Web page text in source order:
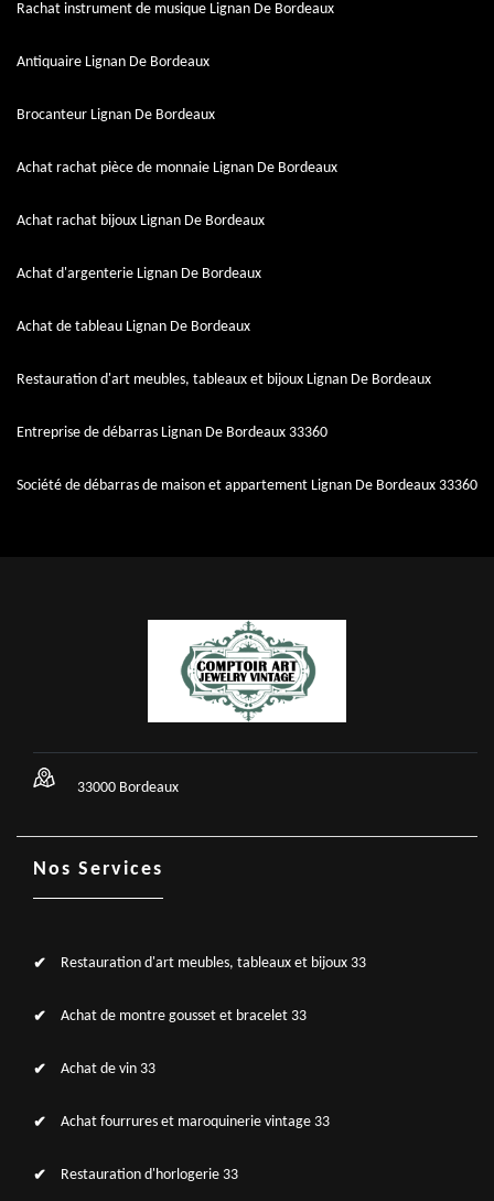
Rachat instrument de musique Lignan De Bordeaux
Antiquaire Lignan De Bordeaux
Brocanteur Lignan De Bordeaux
Achat rachat pièce de monnaie Lignan De Bordeaux
Achat rachat bijoux Lignan De Bordeaux
Achat d'argenterie Lignan De Bordeaux
Achat de tableau Lignan De Bordeaux
Restauration d'art meubles, tableaux et bijoux Lignan De Bordeaux
Entreprise de débarras Lignan De Bordeaux 33360
Société de débarras de maison et appartement Lignan De Bordeaux 33360
33000 Bordeaux
Nos Services
Restauration d'art meubles, tableaux et bijoux 33
Achat de montre gousset et bracelet 33
Achat de vin 33
Achat fourrures et maroquinerie vintage 33
Restauration d'horlogerie 33